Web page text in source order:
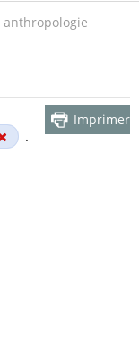
anthropologie
.
Imprimer